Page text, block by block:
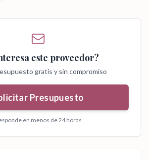
este proveedor?
gratis y sin compromiso
Presupuesto
en menos de 24 horas